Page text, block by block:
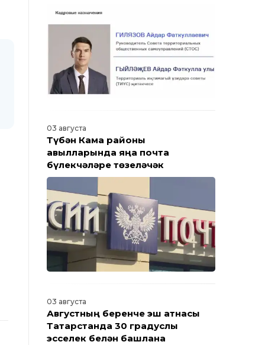
Барлык яңалыклар
03 августа
Түбән Кама районы
авылларында яңа почта
бүлекчәләре төзеләчәк
03 августа
Августның беренче эш атнасы
Татарстанда 30 градуслы
эсселек белән башлана